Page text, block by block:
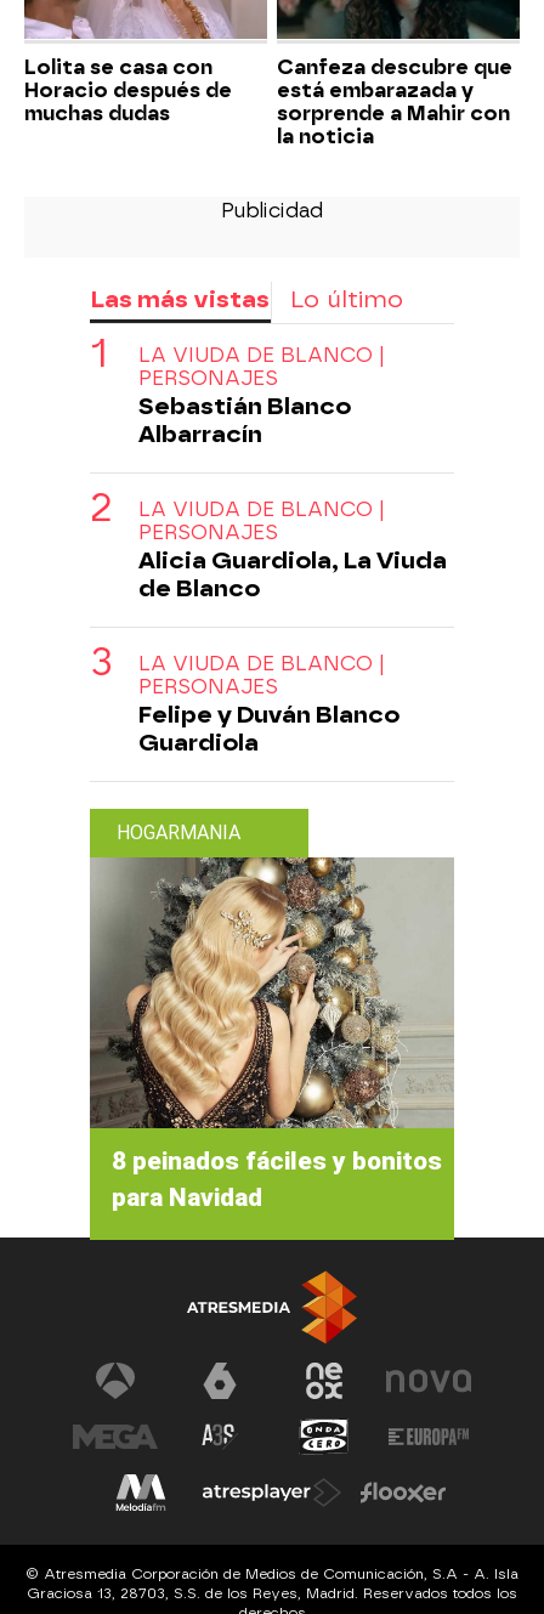
Lolita se casa con
Horacio después de
muchas dudas
Canfeza descubre que
está embarazada y
sorprende a Mahir con
la noticia
Las más vistas Lo último
LA VIUDA DE BLANCO |
PERSONAJES
Sebastián Blanco
Albarracín
LA VIUDA DE BLANCO |
PERSONAJES
Alicia Guardiola, La Viuda
de Blanco
LA VIUDA DE BLANCO |
PERSONAJES
Felipe y Duván Blanco
Guardiola
HOGARMANIA
8 peinados fáciles y bonitos
para Navidad
© Atresmedia Corporación de Medios de Comunicación, S.A - A. Isla
Graciosa 13, 28703, S.S. de los Reyes, Madrid. Reservados todos los